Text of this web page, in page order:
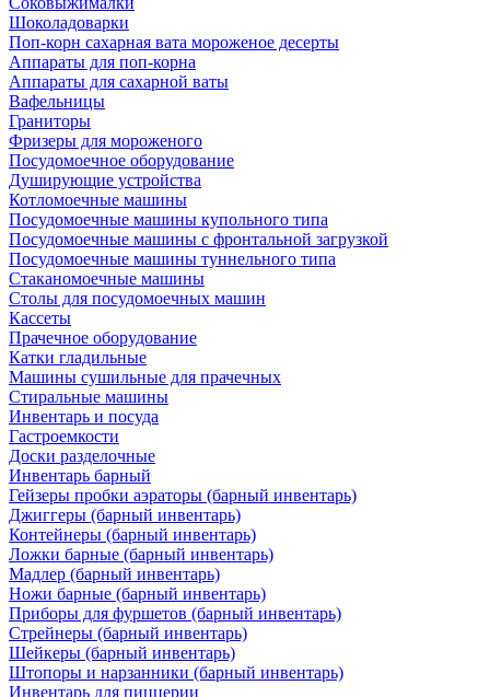
Шоколадоварки
Поп-корн сахарная вата мороженое десерты
Аппараты для поп-корна
Аппараты для сахарной ваты
Вафельницы
Граниторы
Фризеры для мороженого
Посудомоечное оборудование
Душирующие устройства
Котломоечные машины
Посудомоечные машины купольного типа
Посудомоечные машины с фронтальной загрузкой
Посудомоечные машины туннельного типа
Стаканомоечные машины
Столы для посудомоечных машин
Кассеты
Прачечное оборудование
Катки гладильные
Машины сушильные для прачечных
Стиральные машины
Инвентарь и посуда
Гастроемкости
Доски разделочные
Инвентарь барный
Гейзеры пробки аэраторы (барный инвентарь)
Джиггеры (барный инвентарь)
Контейнеры (барный инвентарь)
Ложки барные (барный инвентарь)
Мадлер (барный инвентарь)
Ножи барные (барный инвентарь)
Приборы для фуршетов (барный инвентарь)
Стрейнеры (барный инвентарь)
Шейкеры (барный инвентарь)
Штопоры и нарзанники (барный инвентарь)
Инвентарь для пиццерии